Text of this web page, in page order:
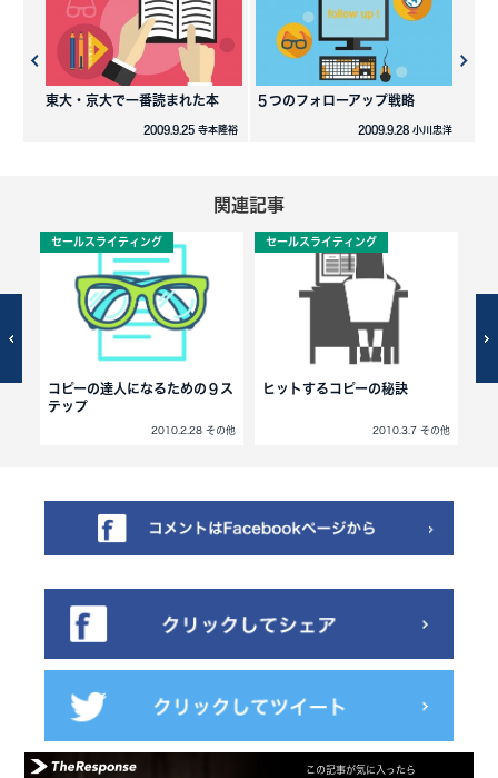
東大・京大で一番読まれた本
2009.9.25 寺本隆裕
５つのフォローアップ戦略
2009.9.28 小川忠洋
関連記事
セールスライティング
コピーの達人になるための９ス
テップ
2010.2.28 その他
セールスライティング
ヒットするコピーの秘訣
2010.3.7 その他
この記事が気に入ったら